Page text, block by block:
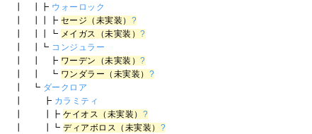
┃ ┃┣ ウォーロック
┃ ┃┃┣ セージ（未実装） ?
┃ ┃┃┗ メイガス（未実装）?
┃ ┃┗ コンジュラー
┃ ┃ ┣ ワーデン（未実装）?
┃ ┃ ┗ ワンダラー（未実装） ?
┃ ┗ ダークロア
┃ ┣ カラミティ
┃ ┃┣ケイオス（未実装） ?
┃ ┃┗ディアボロス（未実装） ?